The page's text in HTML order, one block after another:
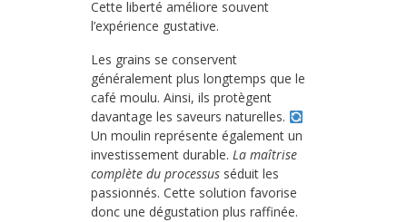
Cette liberté améliore souvent
l’expérience gustative.
Les grains se conservent
généralement plus longtemps que le
café moulu. Ainsi, ils protègent
davantage les saveurs naturelles.
Un moulin représente également un
investissement durable. La maîtrise
complète du processus séduit les
passionnés. Cette solution favorise
donc une dégustation plus raffinée.